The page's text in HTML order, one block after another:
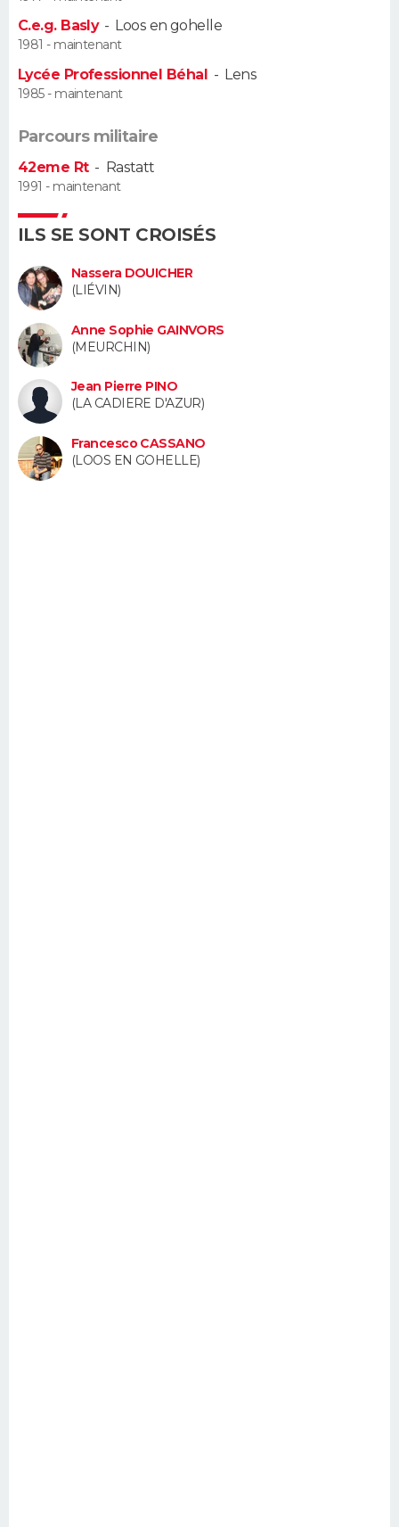
Alimentation
Guide de la santé
Maladies
Médicaments
Sommeil
VOYAGE
Destinations
City break
Voyage nature
Voyage de noces
Forum
Climat
+
PHOTO
BONS PLANS
Carte de Noël
Carte Bonne année
Carte Saint-Valentin
Carte Pâques
Carte d'anniversaire
Dictionnaire
Biographies
Citations
Expressions
Proverbes
PROGRAMME TV
COPAINS D'AVANT
S'inscrire
Se connecter
Lycées
Collèges
Primaires
Universités
Entreprises
Service militaire
Avis de recherche
FORUM
Bricolage
Lifestyle
Culture
Sport
Auto
Television
Voyage
Cinema
C.e.g. Basly- Loos en gohelle
1981 - maintenant
Lycée Professionnel Béhal - Lens
1985 - maintenant
Parcours militaire
42eme Rt- Rastatt
1991 - maintenant
ILS SE SONT CROISÉS
Nassera DOUICHER
(LIÉVIN)
Anne Sophie GAINVORS
(MEURCHIN)
Jean Pierre PINO
(LA CADIERE D'AZUR)
Francesco CASSANO
(LOOS EN GOHELLE)